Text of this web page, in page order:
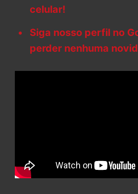
celular!
Siga nosso perfil no
perder nenhuma